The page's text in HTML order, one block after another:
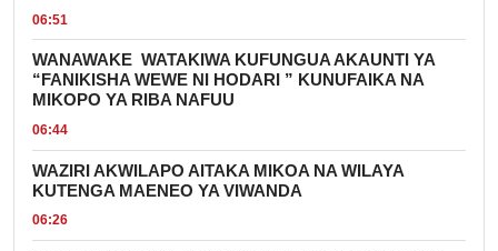
06:51
WANAWAKE WATAKIWA KUFUNGUA AKAUNTI YA
“FANIKISHA WEWE NI HODARI ” KUNUFAIKA NA
MIKOPO YA RIBA NAFUU
06:44
WAZIRI AKWILAPO AITAKA MIKOA NA WILAYA
KUTENGA MAENEO YA VIWANDA
06:26